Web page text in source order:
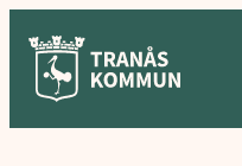
innehåll